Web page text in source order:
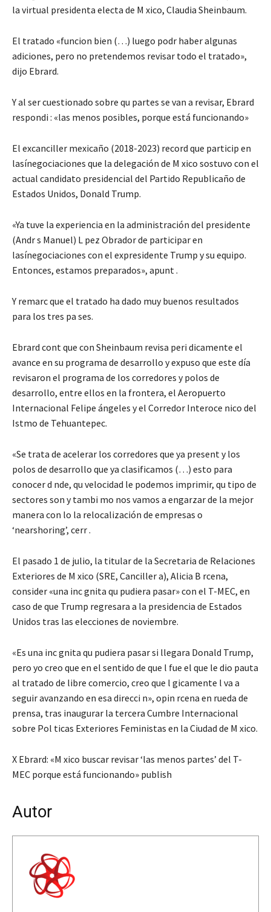
la virtual presidenta electa de M xico, Claudia Sheinbaum.
El tratado «funcion bien (…) luego podr haber algunas
adiciones, pero no pretendemos revisar todo el tratado»,
dijo Ebrard.
Y al ser cuestionado sobre qu partes se van a revisar, Ebrard
respondi : «las menos posibles, porque está funcionando»
El excanciller mexicaño (2018-2023) record que particip en
lasínegociaciones que la delegación de M xico sostuvo con el
actual candidato presidencial del Partido Republicaño de
Estados Unidos, Donald Trump.
«Ya tuve la experiencia en la administración del presidente
(Andr s Manuel) L pez Obrador de participar en
lasínegociaciones con el expresidente Trump y su equipo.
Entonces, estamos preparados», apunt .
Y remarc que el tratado ha dado muy buenos resultados
para los tres pa ses.
Ebrard cont que con Sheinbaum revisa peri dicamente el
avance en su programa de desarrollo y expuso que este día
revisaron el programa de los corredores y polos de
desarrollo, entre ellos en la frontera, el Aeropuerto
Internacional Felipe ángeles y el Corredor Interoce nico del
Istmo de Tehuantepec.
«Se trata de acelerar los corredores que ya present y los
polos de desarrollo que ya clasificamos (…) esto para
conocer d nde, qu velocidad le podemos imprimir, qu tipo de
sectores son y tambi mo nos vamos a engarzar de la mejor
manera con lo la relocalización de empresas o
‘nearshoring’, cerr .
El pasado 1 de julio, la titular de la Secretaria de Relaciones
Exteriores de M xico (SRE, Canciller a), Alicia B rcena,
consider «una inc gnita qu pudiera pasar» con el T-MEC, en
caso de que Trump regresara a la presidencia de Estados
Unidos tras las elecciones de noviembre.
«Es una inc gnita qu pudiera pasar si llegara Donald Trump,
pero yo creo que en el sentido de que l fue el que le dio pauta
al tratado de libre comercio, creo que l gicamente l va a
seguir avanzando en esa direcci n», opin rcena en rueda de
prensa, tras inaugurar la tercera Cumbre Internacional
sobre Pol ticas Exteriores Feministas en la Ciudad de M xico.
X Ebrard: «M xico buscar revisar ‘las menos partes’ del T-
MEC porque está funcionando» publish
Autor